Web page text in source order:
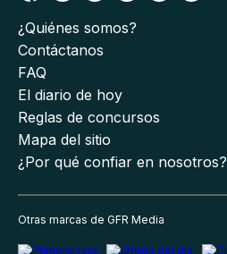
¿Quiénes somos?
Contáctanos
FAQ
El diario de hoy
Reglas de concursos
Mapa del sitio
¿Por qué confiar en nosotros?
Otras marcas de GFR Media